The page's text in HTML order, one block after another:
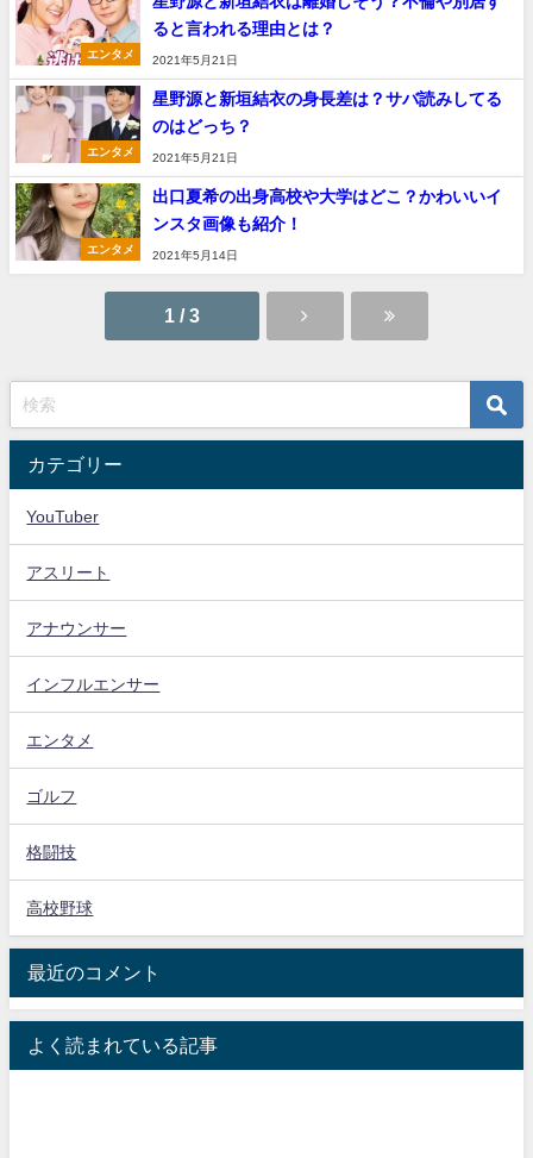
エンタメ
ると言われる理由とは？
2021年5月21日
エンタメ
星野源と新垣結衣の身長差は？サバ読みしてる
のはどっち？
2021年5月21日
エンタメ
出口夏希の出身高校や大学はどこ？かわいいイ
ンスタ画像も紹介！
2021年5月14日
1 / 3
カテゴリー
YouTuber
アスリート
アナウンサー
インフルエンサー
エンタメ
ゴルフ
格闘技
高校野球
最近のコメント
よく読まれている記事